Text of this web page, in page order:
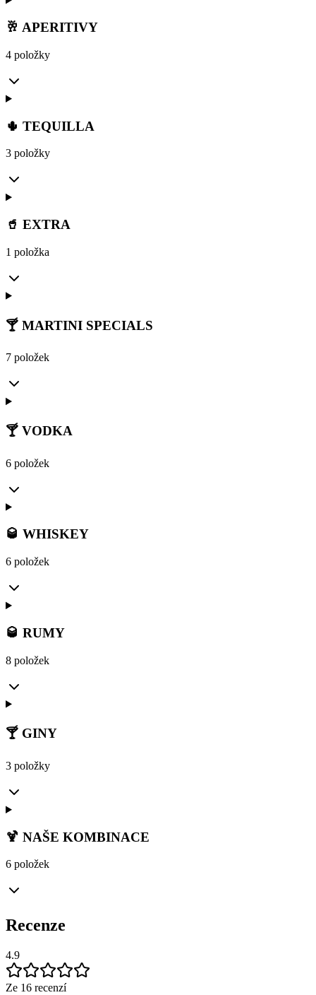
🥂 APERITIVY
4 položky
🌵 TEQUILLA
3 položky
🥤 EXTRA
1 položka
🍸 MARTINI SPECIALS
7 položek
🍸 VODKA
6 položek
🥃 WHISKEY
6 položek
🥃 RUMY
8 položek
🍸 GINY
3 položky
🍹 NAŠE KOMBINACE
6 položek
Recenze
4.9
Ze 16 recenzí